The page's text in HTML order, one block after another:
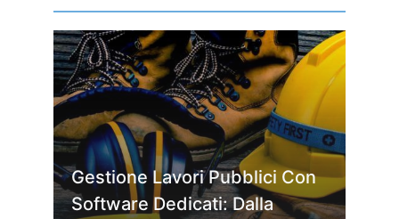
Gestione Lavori Pubblici Con
Software Dedicati: Dalla